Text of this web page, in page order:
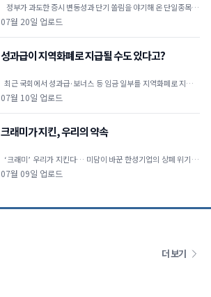
버리지 상장지수펀드(ETF)에 대해 고강도 진입 장벽을
07월 20일 업로드
성과급이 지역화폐로 지급될 수도 있다고?
최근 국회에서 성과급·보너스 등 임금 일부를 지역화폐로 지급할
수 있도록 하는 내용의 근로기준법 개정안이 발의됐습니다. 물
07월 10일 업로드
크래미가 지킨, 우리의 약속
‘크래미’ 우리가 지킨다… 미담이 바꾼 한성기업의 상폐 위기 극
복 🦀상장폐지 시가총액 기준이 300억 원으로 강화
07월 09일 업로드
더 보기